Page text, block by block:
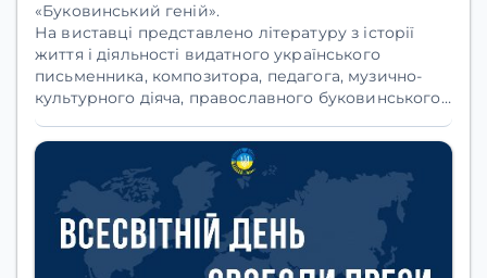
«Буковинський геній».
На виставці представлено літературу з історії
життя і діяльності видатного українського
письменника, композитора, педагога, музично-
культурного діяча, православного буковинського
різних епох, що дасть змогу розширити свої
Сидора Воробкевича